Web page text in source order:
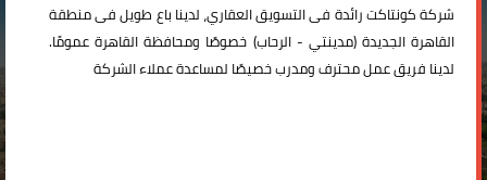
شركةكونتاكترائدة فى التسويق العقاري، لدينا باع طويل فى منطقة
القاهرة الجديدة (مدينتي -الرحاب) خصوصًا ومحافظة القاهرة عمومًا.
لدينا فريق عمل محترف ومدرب خصيصًا لمساعدة عملاء الشركة